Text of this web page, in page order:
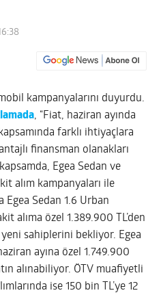
kampanyalarını duyurdu.
, “Fiat, haziran ayında
farklı ihtiyaçlara
finansman olanakları
Egea Sedan ve
alım kampanyaları ile
Sedan 1.6 Urban
alıma özel 1.389.900 TL’den
sahiplerini bekliyor. Egea
ayına özel 1.749.900
alınabiliyor. ÖTV muafiyetli
ise 150 bin TL’ye 12